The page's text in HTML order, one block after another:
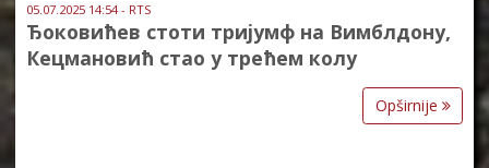
05.07.2025 14:54 - RTS
Ђоковићев стоти тријумф на Вимблдону,
Кецмановић стао у трећем колу
Opširnije